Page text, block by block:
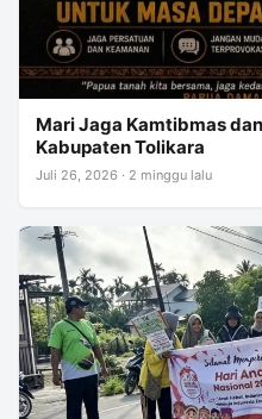
Mari Jaga Kamtibmas
Kabupaten Tolikara
Juli 26, 2026 · 2 minggu lalu